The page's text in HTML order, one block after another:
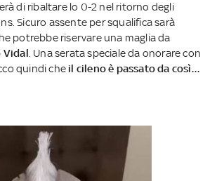
di ribaltare lo 0-2 nel ritorno degli
Sicuro assente per squalifica sarà
potrebbe riservare una maglia da
Vidal . Una serata speciale da onorare con
quindi che il cileno è passato da così…